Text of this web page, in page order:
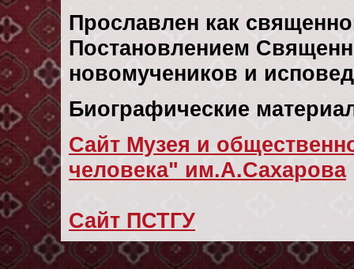
Прославлен как
Постановлением
новомучеников и
Биографические
Сайт Музея и
человека" им.А.Сахарова
Сайт ПСТГУ